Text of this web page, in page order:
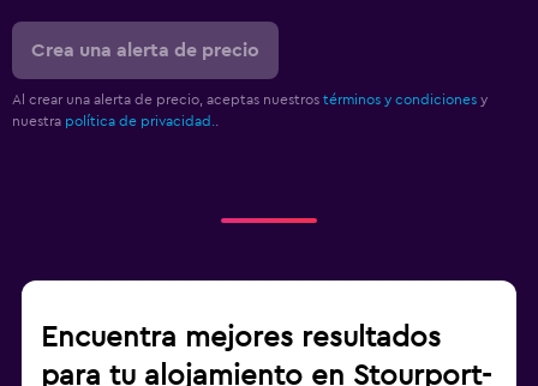
Crea una alerta de precio
Al crear una alerta de precio, aceptas nuestros términos y condiciones y
nuestra política de privacidad.
Encuentra mejores resultados
para tu alojamiento en Stourport-